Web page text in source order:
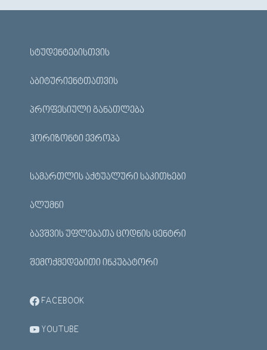
ᲡᲢᲣᲓᲔᲜᲢᲔᲑᲘᲡᲗᲕᲘᲡ
ᲐᲑᲘᲢᲣᲠᲘᲔᲜᲢᲗᲐᲗᲕᲘᲡ
ᲞᲠᲝᲤᲔᲡᲘᲣᲚᲘ ᲒᲐᲜᲐᲗᲚᲔᲑᲐ
ᲰᲝᲠᲘᲖᲝᲜᲢᲘ ᲔᲕᲠᲝᲞᲐ
ᲡᲐᲛᲐᲠᲗᲚᲘᲡ ᲐᲥᲢᲣᲐᲚᲣᲠᲘ ᲡᲐᲙᲘᲗᲮᲔᲑᲘ
ᲐᲚᲣᲛᲜᲘ
ᲑᲐᲕᲨᲕᲘᲡ ᲣᲤᲚᲔᲑᲐᲗᲐ ᲪᲝᲓᲜᲘᲡ ᲪᲔᲜᲢᲠᲘ
ᲨᲔᲛᲝᲥᲛᲔᲓᲔᲑᲘᲗᲘ ᲘᲜᲙᲣᲑᲐᲢᲝᲠᲘ
FACEBOOK
YOUTUBE